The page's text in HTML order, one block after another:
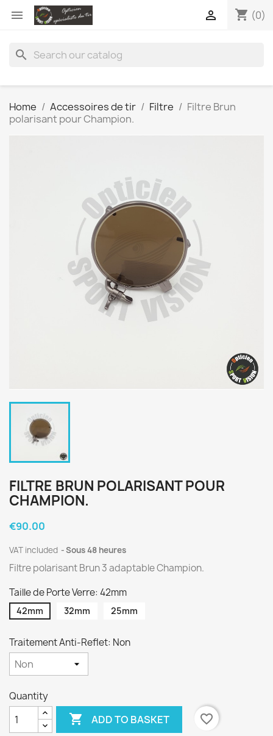
 shopping_cart (0)

search
Home Accessoires de tir Filtre
Filtre Brun
polarisant pour Champion.
FILTRE BRUN POLARISANT POUR
CHAMPION.
€90.00
VAT included Sous 48 heures
Filtre polarisant Brun 3 adaptable Champion.
Taille de Porte Verre: 42mm
42mm 32mm 25mm
Traitement Anti-Reflet: Non
Quantity
 ADD TO BASKET
favorite_border